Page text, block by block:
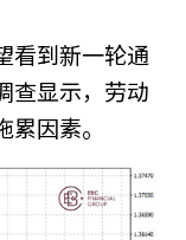
看到新一轮通
查显示，劳动
因素。